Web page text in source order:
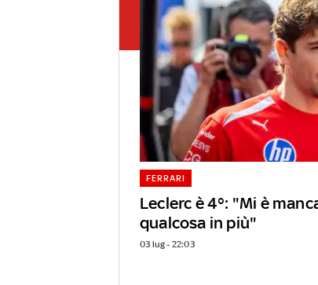
Leclerc è 4°: "Mi è
qualcosa in più"
FERRARI
03 lug - 22:03